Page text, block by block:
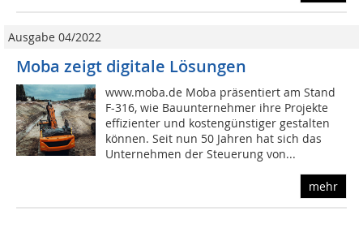
Ausgabe 04/2022
Moba zeigt digitale Lösungen
www.moba.de Moba präsentiert am Stand
F-316, wie Bauunternehmer ihre Projekte
effizienter und kostengünstiger gestalten
können. Seit nun 50 Jahren hat sich das
Unternehmen der Steuerung von...
mehr